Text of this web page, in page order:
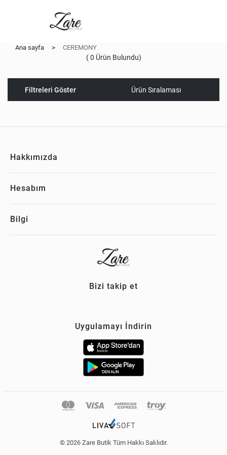
Ana sayfa > CEREMONY
Filtreleri Göster
(0 Ürün Bulundu)
Hakkımızda
Hesabım
Bilgi
Bizi takip et
Uygulamayı İndirin
© 2026 Zare Butik Tüm Hakkı Saklıdır.